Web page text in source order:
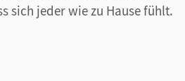
sich jeder wie zu Hause fühlt.